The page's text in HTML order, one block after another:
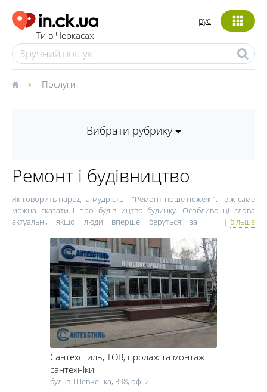
Ти в Черкасах
рус
Послуги
Вибрати рубрику
Ремонт і будівництво
Як говорить народна мудрість – "Ремонт гірше пожежі". Те ж саме
можна сказати і про будівництво будинку. Особливо ці слова
актуальні, якщо люди вперше беруться за ремонт або
нюанси і тонкощі.
Щоб все пройшло як по маслу, приступаючи до будівництва
будинку, в першу чергу, слід звернути увагу на матеріали для
будівництва будинку, або на матеріали для ремонту. Будівельними
матеріалами для будівництва будинку можуть бути цегла,
пінобетон або газобетон. Також популярним є будівництво
будинку з сендвіч-панелей – ця технологія стає все більш
популярною серед українців. Якщо говорити про матеріали для
ремонту квартири, то вони повинні бути якісними. Наприклад,
якщо ви вирішили заощадити на новій трубі, не дивуйтеся, якщо
через деякий час вона протече і зіпсує весь ремонт.. Обережно
слід ставитися і до штучних сучасних матеріалів для будівництва
будинку, тому що вони погано позначаються на здоров'ї людей.
більше
Сантехстиль, ТОВ, продаж та монтаж
сантехніки
бульв. Шевченка, 398, оф. 2